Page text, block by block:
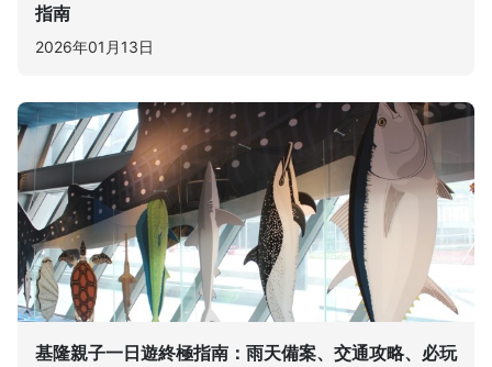
指南
2026年01月13日
基隆親子一日遊終極指南：雨天備案、交通攻略、必玩